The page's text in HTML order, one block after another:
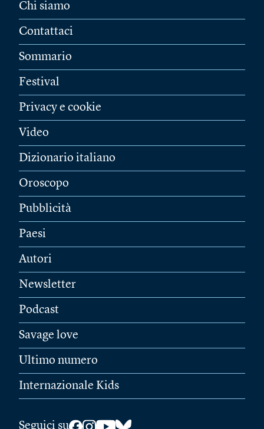
Chi siamo
Contattaci
Sommario
Festival
Privacy e cookie
Video
Dizionario italiano
Oroscopo
Pubblicità
Paesi
Autori
Newsletter
Podcast
Savage love
Ultimo numero
Internazionale Kids
Seguici su